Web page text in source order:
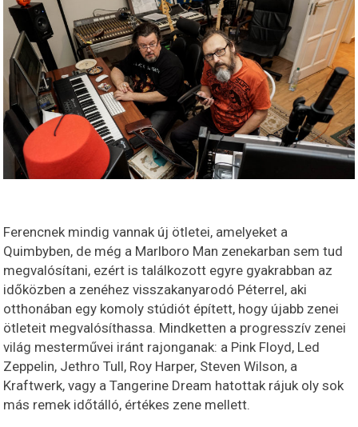
Ferencnek mindig vannak új ötletei, amelyeket a
Quimbyben, de még a Marlboro Man zenekarban sem tud
megvalósítani, ezért is találkozott egyre gyakrabban az
időközben a zenéhez visszakanyarodó Péterrel, aki
otthonában egy komoly stúdiót épített, hogy újabb zenei
ötleteit megvalósíthassa. Mindketten a progresszív zenei
világ mesterművei iránt rajonganak: a Pink Floyd, Led
Zeppelin, Jethro Tull, Roy Harper, Steven Wilson, a
Kraftwerk, vagy a Tangerine Dream hatottak rájuk oly sok
más remek időtálló, értékes zene mellett.